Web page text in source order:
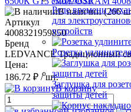
Реле времени
для
устройств
Розетка удлинителя
Заглушка для
защиты детей
В наличии (266
Артикул
4008321959850
Бренд
LEDVANCE Традиционный
Цена:
186.72 ₽ / шт.
В корзину